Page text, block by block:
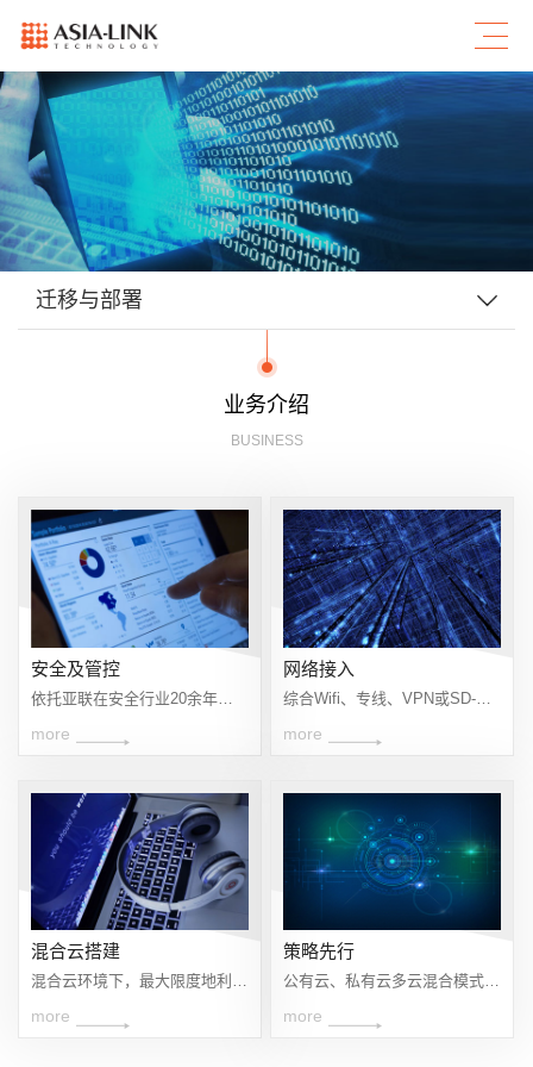
迁移与部署
业务介绍
BUSINESS
安全及管控
more
网络接入
综合Wifi、专线、VPN或SD-WAN等多款网络接入产品，实现多云间互联互通、提高业务访问速率、提升大数据传输效率等接入优化整体解决方案
more
混合云搭建
混合云环境下，最大限度地利用企业现有IT基础设施，缩减搭建成本，保障企业更高效地运营。服务产品覆盖公有云资源、私有云资源、私有云网络架构与安全、混合云容灾备份以及业务访问效率及服务持续性的保障等全网架构的相关基础设施搭建。可支持产品种类有：服务器、虚拟化产品、公有云主机、云备份、CDN及防火墙等网络安全相关产品。
more
策略先行
公有云、私有云多云混合模式从目标、范围到业务标准等策略的咨询 混合云全网安全策略的配置 跨云、多云间迁移方案的制定 从基础架构到业务部署的人性化策略制定
more